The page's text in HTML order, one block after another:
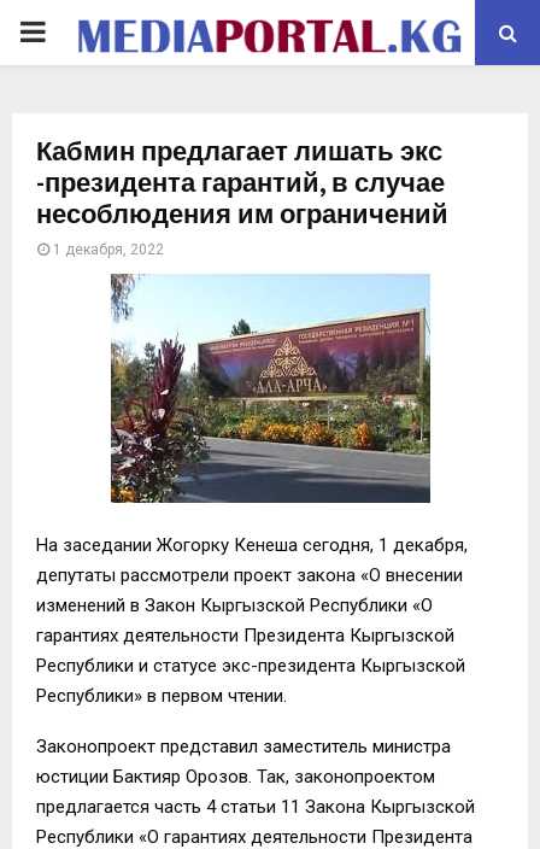
PRIMARY
Кабмин предлагает лишать экс
-президента гарантий, в случае
несоблюдения им ограничений
1 декабря, 2022
На заседании Жогорку Кенеша сегодня, 1 декабря,
депутаты рассмотрели проект закона «О внесении
изменений в Закон Кыргызской Республики «О
гарантиях деятельности Президента Кыргызской
Республики и статусе экс-президента Кыргызской
Республики» в первом чтении.
Законопроект представил заместитель министра
юстиции Бактияр Орозов. Так, законопроектом
предлагается часть 4 статьи 11 Закона Кыргызской
Республики «О гарантиях деятельности Президента